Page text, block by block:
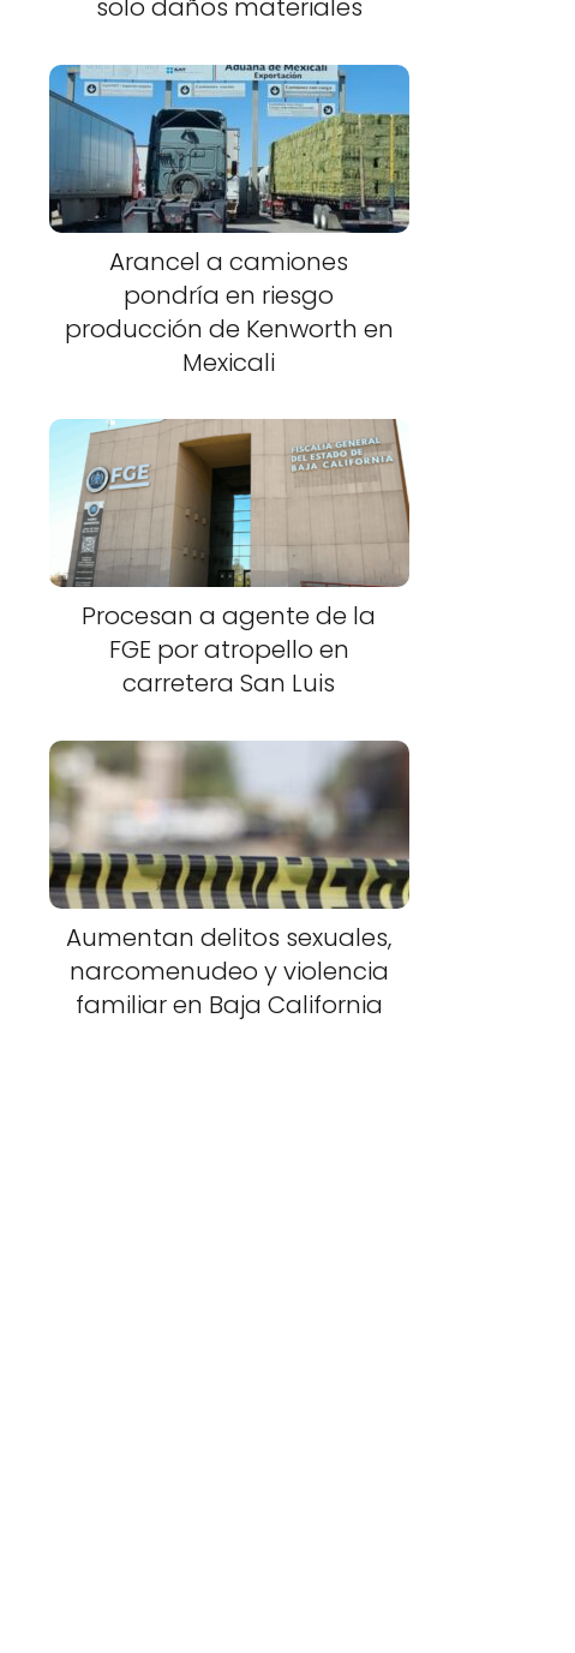
solo daños materiales
Arancel a camiones
pondría en riesgo
producción de Kenworth en
Mexicali
Procesan a agente de la
FGE por atropello en
carretera San Luis
Aumentan delitos sexuales,
narcomenudeo y violencia
familiar en Baja California